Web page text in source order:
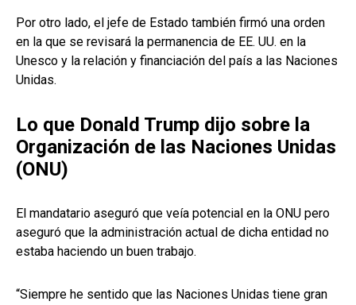
Por otro lado, el jefe de Estado también firmó una orden
en la que se revisará la permanencia de EE. UU. en la
Unesco y la relación y financiación del país a las Naciones
Unidas.
Lo que Donald Trump dijo sobre la
Organización de las Naciones Unidas
(ONU)
El mandatario aseguró que veía potencial en la ONU pero
aseguró que la administración actual de dicha entidad no
estaba haciendo un buen trabajo.
“Siempre he sentido que las Naciones Unidas tiene gran